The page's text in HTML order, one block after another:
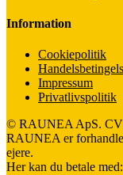
Information
Cookiepolitik
Impressum
Privatlivspolitik
© RAUNEA ApS.
RAUNEA er
ejere.
Her kan du betale med: